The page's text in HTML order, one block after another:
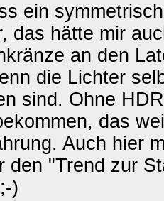
ein
das hätte mir
an den
die Lichter
sind. Ohne
das
Auch hier
den "Trend zur
)